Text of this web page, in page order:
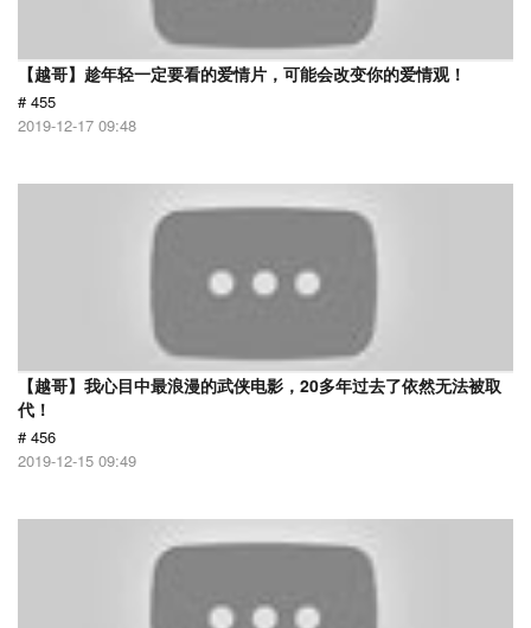
【越哥】趁年轻一定要看的爱情片，可能会改变你的爱情观！
# 455
2019-12-17 09:48
【越哥】我心目中最浪漫的武侠电影，20多年过去了依然无法被取
代！
# 456
2019-12-15 09:49